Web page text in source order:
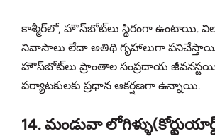
కాశ్మీర్‌లో, హౌస్‌బోట్‌లు స్థిరంగా ఉంటాయి.
నివాసాలు లేదా అతిథి గృహాలుగా
హౌస్‌బోట్‌లు ప్రాంతాల సంప్రదాయ
పర్యాటకులకు ప్రధాన ఆకర్షణగా ఉన్నాయి.
14. మండువా